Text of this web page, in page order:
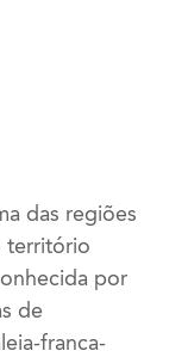
das regiões
território
por
de
franca-